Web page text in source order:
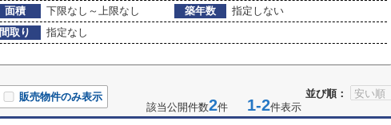
面積 下限なし～上限なし 築年数
指定しない
間取り
指定なし
並び順：
販売物件のみ表示
該当公開件数2件 1-2件表示